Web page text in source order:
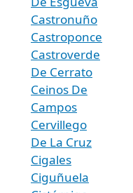
Castronuño
Castroponce
Castroverde
De Cerrato
Ceinos De
Campos
Cervillego
De La Cruz
Cigales
Ciguñuela